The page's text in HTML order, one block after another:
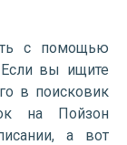
с помощью
вы ищите
в поисковик
на Пойзон
а вот